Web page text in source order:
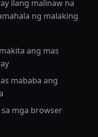
ilang malinaw na
ng malaking
ang mas
mababa ang
mga browser